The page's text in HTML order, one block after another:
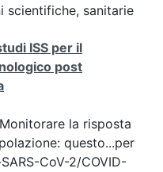
scientifiche, sanitarie
ISS per il
post
la risposta
questo...per
CoV-2/COVID-